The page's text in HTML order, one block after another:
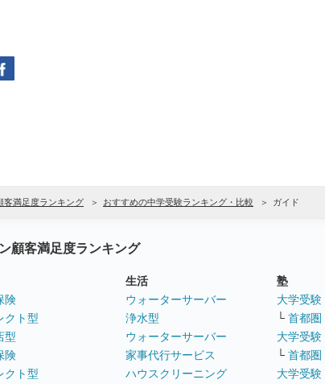
客満足度ランキング おすすめの中学受験ランキング・比較 ガイド
顧客満足度ランキング
険
クト型
型
険
クト型
生活
ウォーターサーバー
浄水型
ウォーターサーバー
家事代行サービス
ハウスクリーニング
塾
大学受
└ 首都圏
大学受
└ 首都圏
大学受